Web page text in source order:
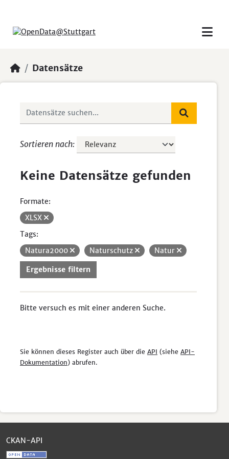
Datensätze
Sortieren nach
Keine Datensätze gefunden
Formate:
XLSX
Tags:
Natura2000
Naturschutz Natur
Ergebnisse filtern
Bitte versuch es mit einer anderen Suche.
Sie können dieses Register auch über die API (siehe API-
Dokumentation) abrufen.
CKAN-API